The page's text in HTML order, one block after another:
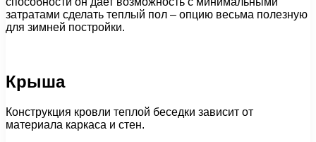
затратами сделать теплый пол – опцию весьма полезную
для зимней постройки.
Крыша
Конструкция кровли теплой беседки зависит от
материала каркаса и стен.